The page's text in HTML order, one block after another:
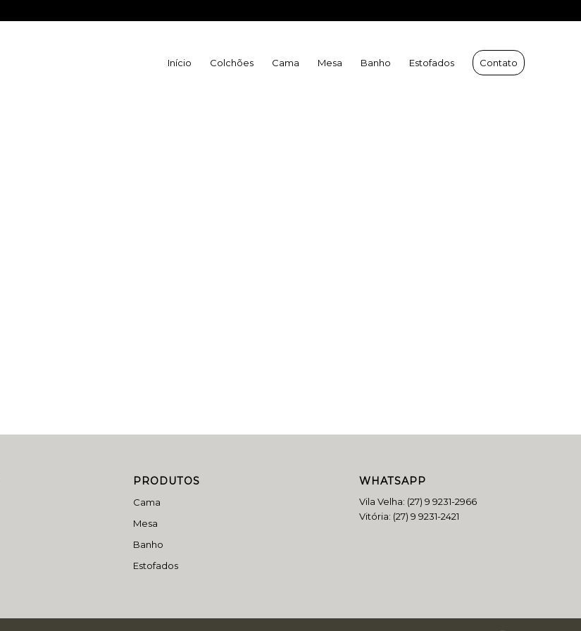
Início Colchões Cama Mesa Banho Estofados Contato
PRODUTOS
Cama
Mesa
Banho
Estofados
WHATSAPP
Vila Velha: (27) 9 9231-2966
Vitória: (27) 9 9231-2421